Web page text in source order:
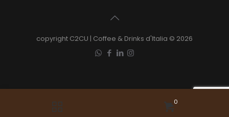
copyright C2CU | Coffee & Drinks d'Italia © 2026
0